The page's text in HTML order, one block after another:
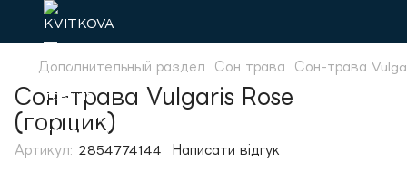
Дополнительный раздел Сон трава Сон-трава
Сон-трава Vulgaris Rose
(горщик)
Артикул: 2854774144 Написати відгук